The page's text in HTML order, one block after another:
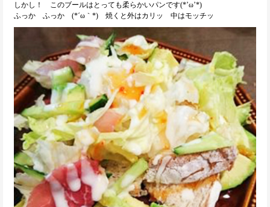
しかし！ このブールはとっても柔らかいパンです(*’ω’*)
ふっか ふっか (*´ω｀*) 焼くと外はカリッ 中はモッチッ